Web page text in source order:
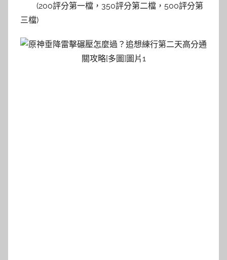
(200評分第一檔，350評分第二檔，500評分第
三檔)